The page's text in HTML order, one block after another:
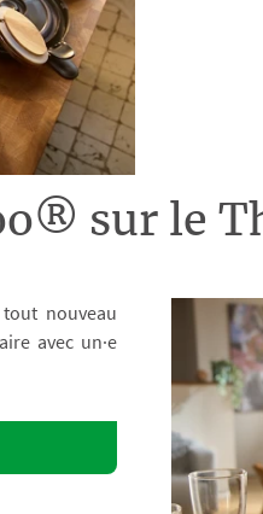
sur le
nouveau
avec un·e